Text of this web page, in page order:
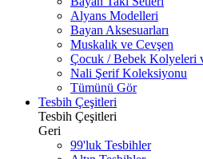
Alyans Modelleri
Bayan Aksesuarları
Muskalık ve Cevşen
Çocuk / Bebek Kolyeleri
Nali Şerif Koleksiyonu
Tümünü Gör
Tesbih Çeşitleri
Tesbih Çeşitleri
Geri
99'luk Tesbihler